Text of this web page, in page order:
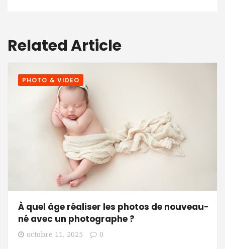
Related Article
PHOTO & VIDEO
À quel âge réaliser les photos de nouveau-
né avec un photographe ?
octobre 11, 2025 0